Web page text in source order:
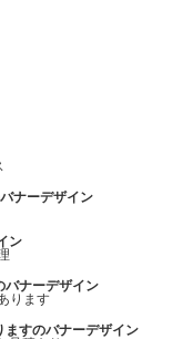
ナーデザイン
ン
バナーデザイン
ますのバナーデザイン